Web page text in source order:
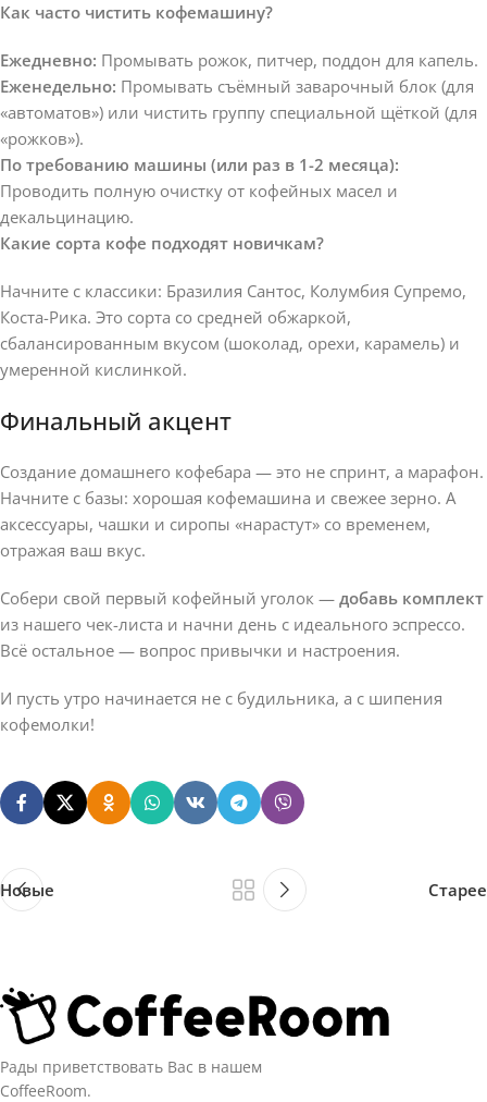
Как часто чистить кофемашину?
Ежедневно: Промывать рожок, питчер, поддон для капель.
Еженедельно: Промывать съёмный заварочный блок (для
«автоматов») или чистить группу специальной щёткой (для
«рожков»).
По требованию машины (или раз в 1-2 месяца):
Проводить полную очистку от кофейных масел и
декальцинацию.
Какие сорта кофе подходят новичкам?
Начните с классики: Бразилия Сантос, Колумбия Супремо,
Коста-Рика. Это сорта со средней обжаркой,
сбалансированным вкусом (шоколад, орехи, карамель) и
умеренной кислинкой.
Финальный акцент
Создание домашнего кофебара — это не спринт, а марафон.
Начните с базы: хорошая кофемашина и свежее зерно. А
аксессуары, чашки и сиропы «нарастут» со временем,
отражая ваш вкус.
Собери свой первый кофейный уголок — добавь комплект
из нашего чек-листа и начни день с идеального эспрессо.
Всё остальное — вопрос привычки и настроения.
И пусть утро начинается не с будильника, а с шипения
кофемолки!
Новые Старее
Рады приветствовать Вас в нашем
CoffeeRoom.